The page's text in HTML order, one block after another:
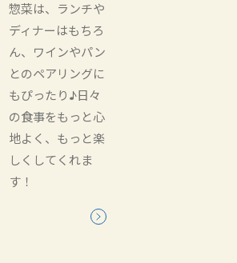
惣菜は、ランチや
ディナーはもちろ
ん、ワインやパン
とのペアリングに
もぴったり♪日々
の食事をもっと心
地よく、もっと楽
しくしてくれま
す！